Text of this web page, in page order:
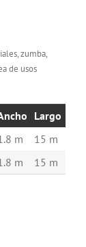
zumba,
de usos
Largo
m 15 m
m 15 m